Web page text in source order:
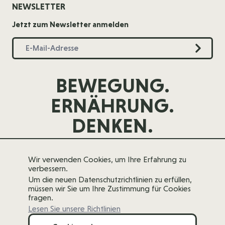
Wir verwenden Cookies, um Ihre Erfahrung zu
verbessern.
Um die neuen Datenschutzrichtlinien zu erfüllen,
müssen wir Sie um Ihre Zustimmung für Cookies
fragen.
Lesen Sie unsere Richtlinien
BEWEGUNG.
ERNÄHRUNG.
DENKEN.
NEWSLETTER
Jetzt zum Newsletter anmelden